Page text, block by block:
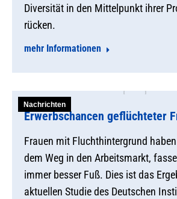
Diversität in den Mittelpunkt ihrer
rücken.
mehr Informationen
Nachrichten
Erwerbschancen geflüchteter
Frauen mit Fluchthintergrund
dem Weg in den Arbeitsmarkt,
immer besser Fuß. Dies ist das
aktuellen Studie des Deutschen